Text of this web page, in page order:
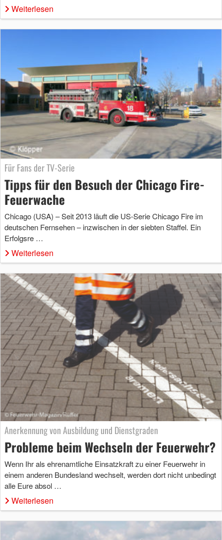
Weiterlesen
Für Fans der TV-Serie
Tipps für den Besuch der Chicago Fire-
Feuerwache
Chicago (USA) – Seit 2013 läuft die US-Serie Chicago Fire im
deutschen Fernsehen – inzwischen in der siebten Staffel. Ein
Erfolgsre …
Weiterlesen
Anerkennung von Ausbildung und Dienstgraden
Probleme beim Wechseln der Feuerwehr?
Wenn Ihr als ehrenamtliche Einsatzkraft zu einer Feuerwehr in
einem anderen Bundesland wechselt, werden dort nicht unbedingt
alle Eure absol …
Weiterlesen